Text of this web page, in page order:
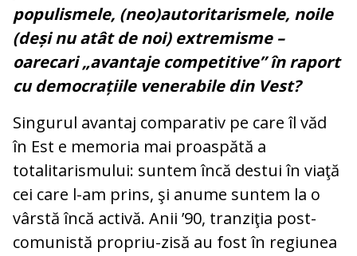
populismele, (neo)autoritarismele, noile
(deși nu atât de noi) extremisme –
oarecari „avantaje competitive” în raport
cu democrațiile venerabile din Vest?
Singurul avantaj comparativ pe care îl văd
în Est e memoria mai proaspătă a
totalitarismului: suntem încă destui în viaţă
cei care l-am prins, şi anume suntem la o
vârstă încă activă. Anii ’90, tranziţia post-
comunistă propriu-zisă au fost în regiunea